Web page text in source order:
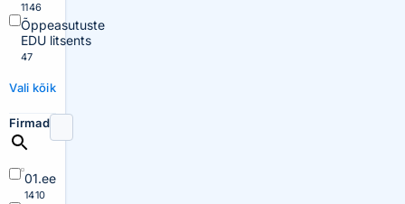
1146
Õppeasutuste
EDU litsents
47
Vali kõik
Firmad
01.ee
1410